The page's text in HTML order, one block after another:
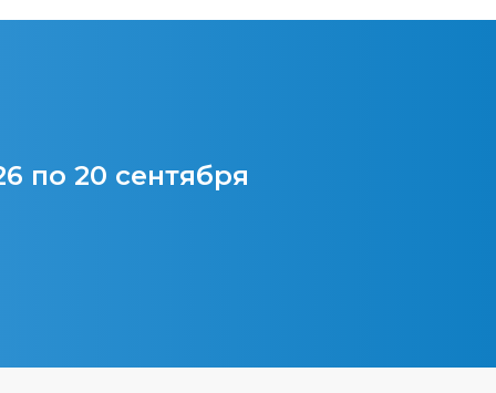
по 20 сентября